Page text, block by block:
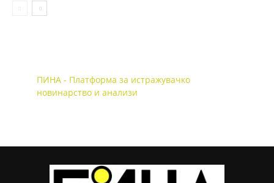
ПИНА - Платформа за истражувачко
новинарство и анализи